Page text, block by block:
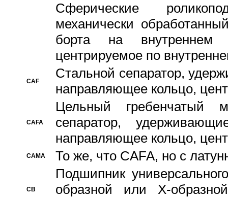
Сферические
механически
борта на внутреннем
центрируемое по
CAF
Стальной сепаратор,
направляющее кольцо,
CAFA
Цельный гребенчатый
сепаратор,
направляющее кольцо,
CAMA То же, что CAFA, но с
CB
Подшипник
образной или Х-